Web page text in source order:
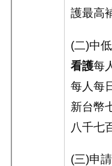
護最高
(二)中
看護每
每人每
新台幣
八千七
(三)申